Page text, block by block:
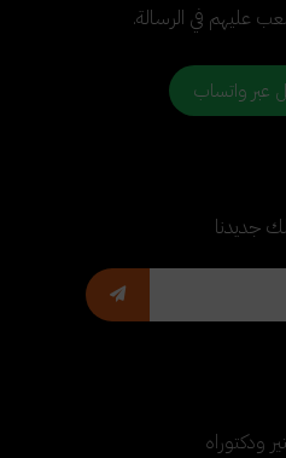
عليهم في الرسالة.
عبر واتساب
جديدنا
ودكتوراه